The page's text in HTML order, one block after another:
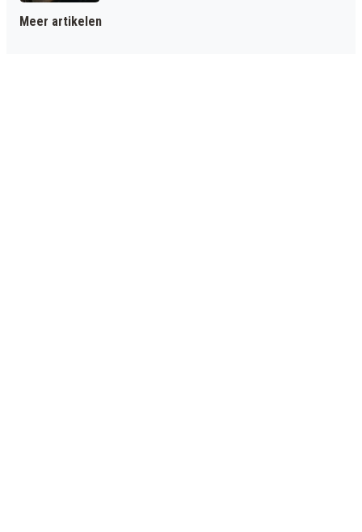
Meer artikelen